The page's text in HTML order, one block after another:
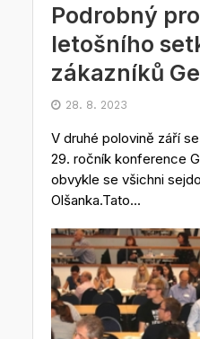
Podrobný
letošního
zákazníků
28. 8. 2023
V druhé polovině září
29. ročník konference
obvykle se všichni
Olšanka.Tato...